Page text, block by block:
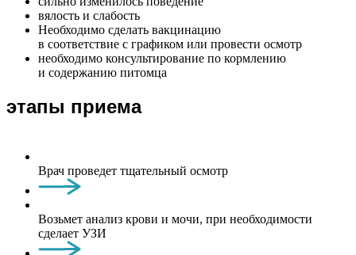
вялость и слабость
Необходимо сделать вакцинацию
в соответствие с графиком или провести осмотр
необходимо консультирование по кормлению
и содержанию питомца
этапы приема
Врач проведет тщательный осмотр
Возьмет анализ крови и мочи, при необходимости
сделает УЗИ